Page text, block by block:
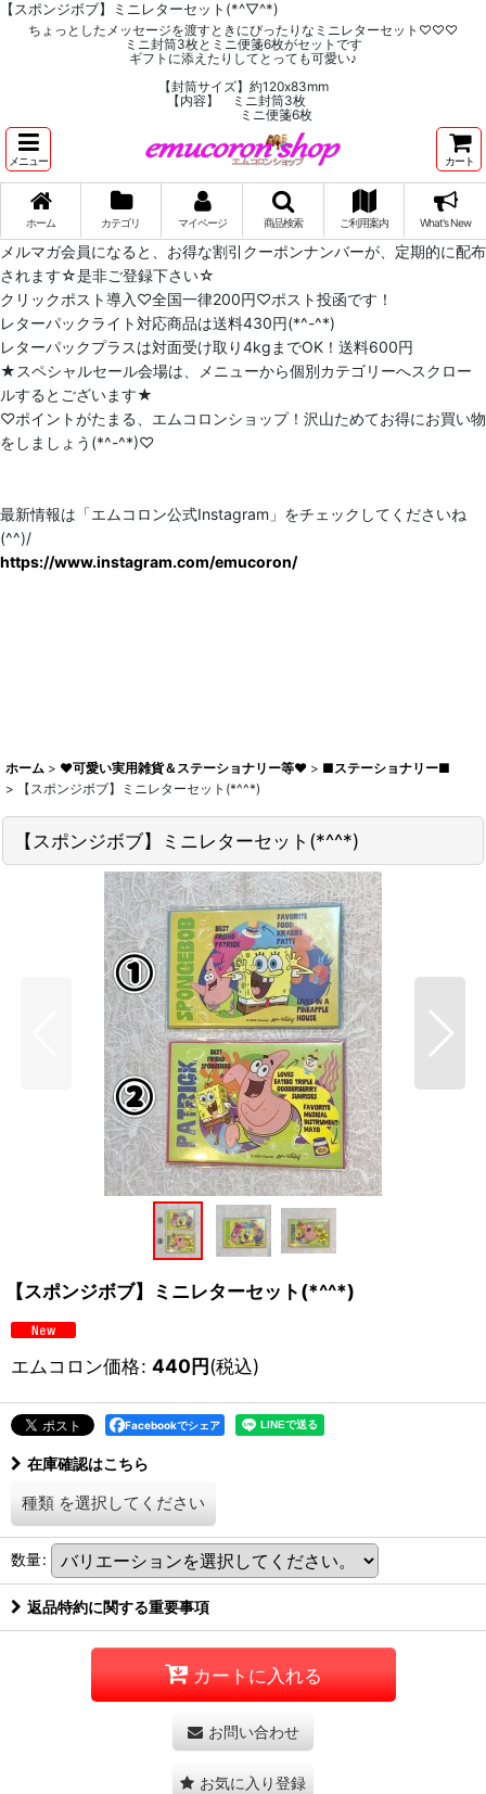
【スポンジボブ】ミニレターセット(*^▽^*)
ちょっとしたメッセージを渡すときにぴったりなミニレターセット♡♡♡
ミニ封筒3枚とミニ便箋6枚がセットです
ギフトに添えたりしてとっても可愛い♪
【封筒サイズ】約120x83mm
【内容】 ミニ封筒3枚
ミニ便箋6枚
メニュー カート
ホーム カテゴリ マイページ 商品検索 ご利用案内 What's New
メルマガ会員になると、お得な割引クーポンナンバーが、定期的に配布
されます☆是非ご登録下さい☆
クリックポスト導入♡全国一律200円♡ポスト投函です！
レターパックライト対応商品は送料430円(*^-^*)
レターパックプラスは対面受け取り4kgまでOK！送料600円
★スペシャルセール会場は、メニューから個別カテゴリーへスクロー
ルするとございます★
♡ポイントがたまる、エムコロンショップ！沢山ためてお得にお買い物
をしましょう(*^-^*)♡
最新情報は「エムコロン公式Instagram」をチェックしてくださいね
(^^)/
https://www.instagram.com/emucoron/
ホーム > ♥可愛い実用雑貨＆ステーショナリー等♥ > ■ステーショナリー■
>
【スポンジボブ】ミニレターセット(*^^*)
【スポンジボブ】ミニレターセット(*^^*)
【スポンジボブ】ミニレターセット(*^^*)
エムコロン価格: 440円(税込)
Facebookでシェア
在庫確認はこちら
種類 を選択してください
数量:
返品特約に関する重要事項
カートに入れる
お問い合わせ
お気に入り登録